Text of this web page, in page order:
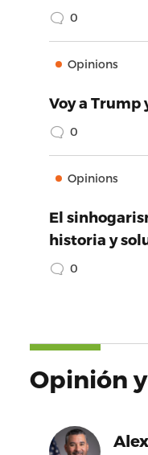
0
Opinions
Voy a Trump
0
Opinions
El
historia y
0
Opinión